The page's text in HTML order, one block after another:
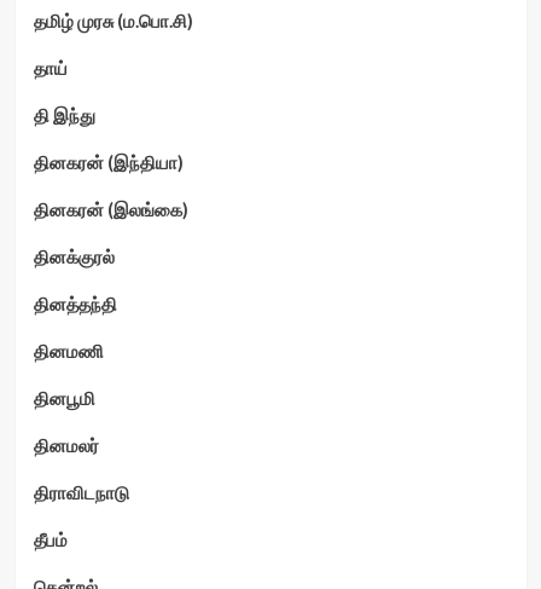
தமிழ் முரசு (ம.பொ.சி)
தாய்
தி இந்து
தினகரன் (இந்தியா)
தினகரன் (இலங்கை)
தினக்குரல்
தினத்தந்தி
தினமணி
தினபூமி
தினமலர்
திராவிடநாடு
தீபம்